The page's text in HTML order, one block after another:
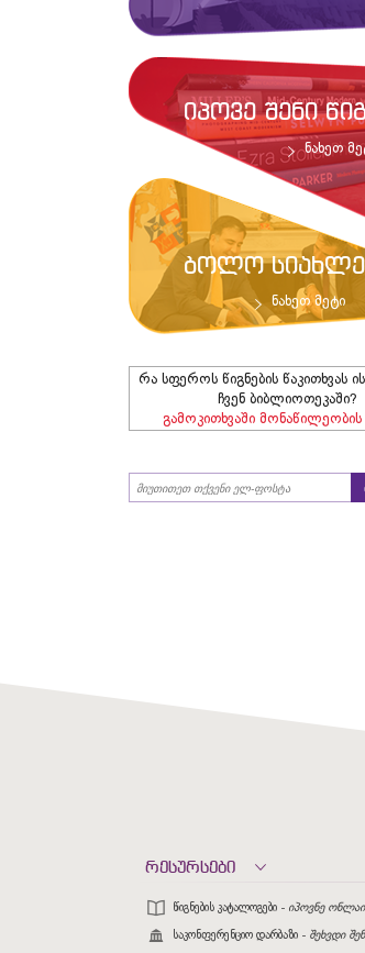
იპოვე შენი
ნახეთ
ბოლო სიახლე
ნახეთ მეტი
რა სფეროს წიგნების წაკითხვას
ჩვენ ბიბლიოთეკაში?
გამოკითხვაში მონაწილეობის
რესურსები
წიგნების კატალოგები - იპოვნე
საკონფერენციო დარბაზი - შეხვდი